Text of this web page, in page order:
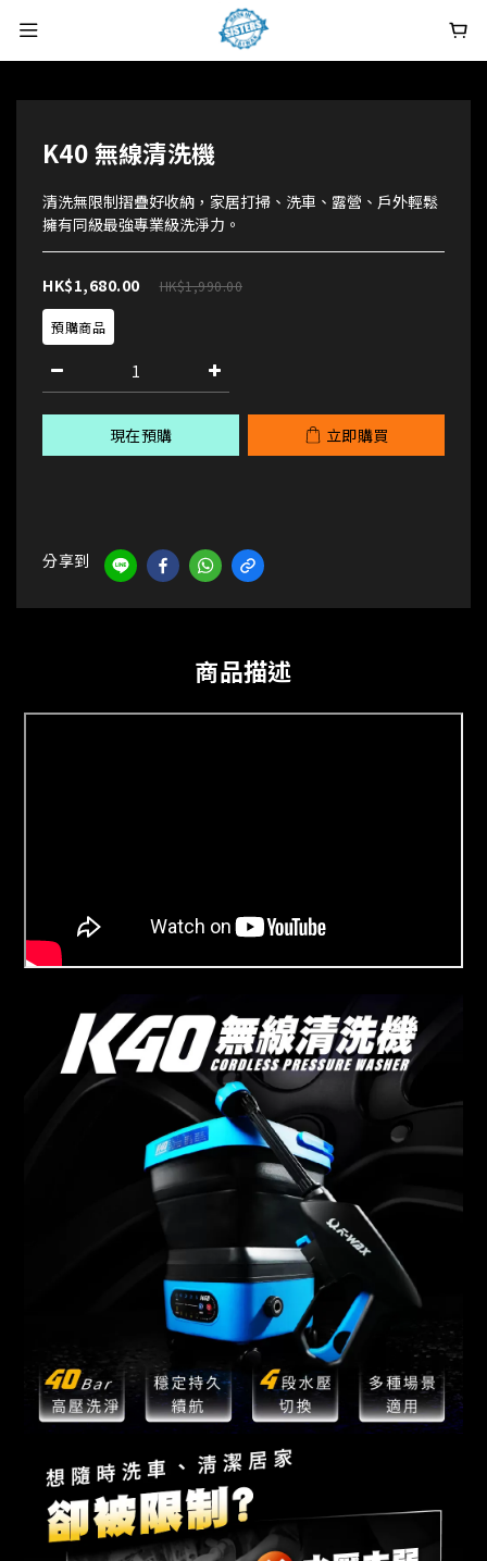
K40 無線清洗機
清洗無限制摺疊好收納，家居打掃、洗車、露營、戶外輕鬆
擁有同級最強專業級洗淨力。
HK$1,990.00
HK$1,680.00
預購商品
現在預購 立即購買
分享到
商品描述